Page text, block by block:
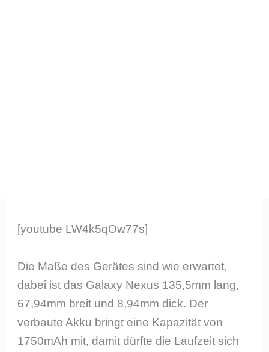
[youtube LW4k5qOw77s]
Die Maße des Gerätes sind wie erwartet,
dabei ist das Galaxy Nexus 135,5mm lang,
67,94mm breit und 8,94mm dick. Der
verbaute Akku bringt eine Kapazität von
1750mAh mit, damit dürfte die Laufzeit sich